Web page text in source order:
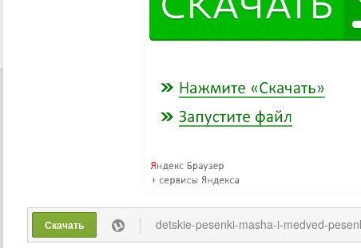
Скачать detskie-pesenki-masha-i-medved-pesenki-